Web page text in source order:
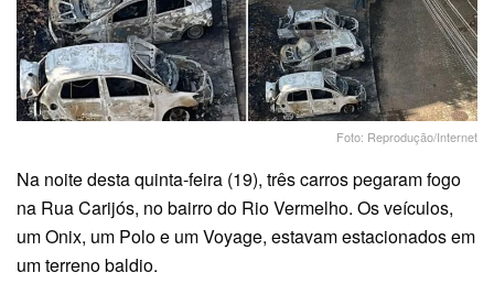
Foto: Reprodução/Internet
Na noite desta quinta-feira (19), três carros pegaram fogo
na Rua Carijós, no bairro do Rio Vermelho. Os veículos,
um Onix, um Polo e um Voyage, estavam estacionados em
um terreno baldio.